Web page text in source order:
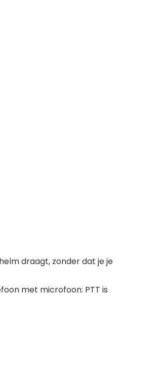
draagt, zonder dat je je
met microfoon: PTT is